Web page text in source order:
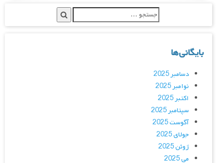
بایگانی‌ها
دسامبر 2025
نوامبر 2025
اکتبر 2025
سپتامبر 2025
آگوست 2025
جولای 2025
ژوئن 2025
می 2025